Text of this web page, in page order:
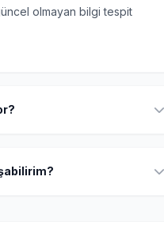
olmayan bilgi tespit